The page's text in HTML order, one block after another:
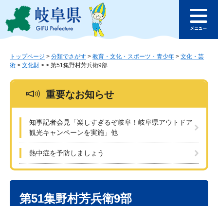
ジ
ュ
このページの本文へ
ュ
トップページ > 分類でさがす > 教育・文化・スポーツ・青少年 > 文化・芸
術 > 文化財 > > 第51集野村芳兵衛9部
重要なお知らせ
知事記者会見「楽しすぎるぞ岐阜！岐阜県アウトドア
観光キャンペーンを実施」他
熱中症を予防しましょう
第51集野村芳兵衛9部